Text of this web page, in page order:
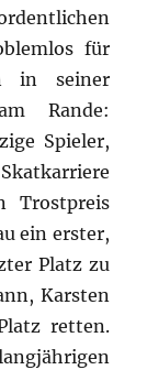
für
in seiner
Rande:
Spieler,
Trostpreis
ein erster,
Platz zu
Karsten
retten.